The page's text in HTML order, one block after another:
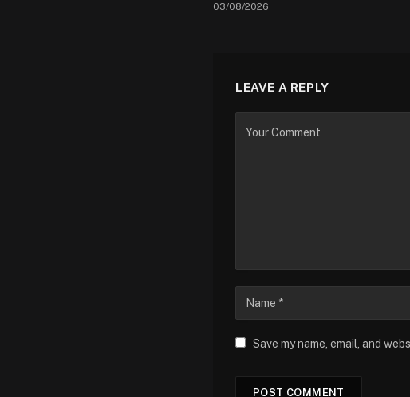
03/08/2026
LEAVE A REPLY
Save my name, email, and